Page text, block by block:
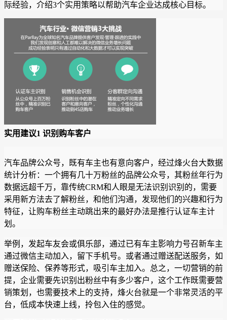
际经验，介绍3个实用策略以帮助汽车企业达成核心目标。
实用建议1 识别购车客户
汽车品牌公众号，既有车主也有意向客户，经过烽火台大数据
统计分析：一个拥有几十万粉丝的品牌公众号，其粉丝年行为
数据远超千万，靠传统CRM和人眼是无法识别识别的，需要
采用新方法去了解粉丝，和他们沟通，发现他们的兴趣和行为
特征，让购车粉丝主动跳出来的最好办法是推行认证车主计
划。
举例，发起车友会或俱乐部，通过已有车主影响力号召新车主
通过微信主动加入，留下手机号。或者通过赠送配送服务，如
赠送保险、保养等形式，吸引车主加入。总之，一切营销的前
提，企业需要先识别出粉丝中有多少客户，这个工作既需要营
销策划，也需要技术上的支持，烽火台就是一个非常灵活的平
台，低成本快速上线，拎包入住的感觉。